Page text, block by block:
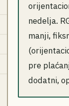
nedelja.
manji,
pre
dodatni,